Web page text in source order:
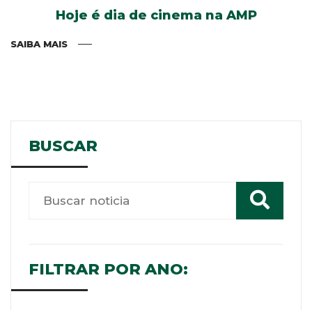
Hoje é dia de cinema na AMP
SAIBA MAIS
BUSCAR
FILTRAR POR ANO: